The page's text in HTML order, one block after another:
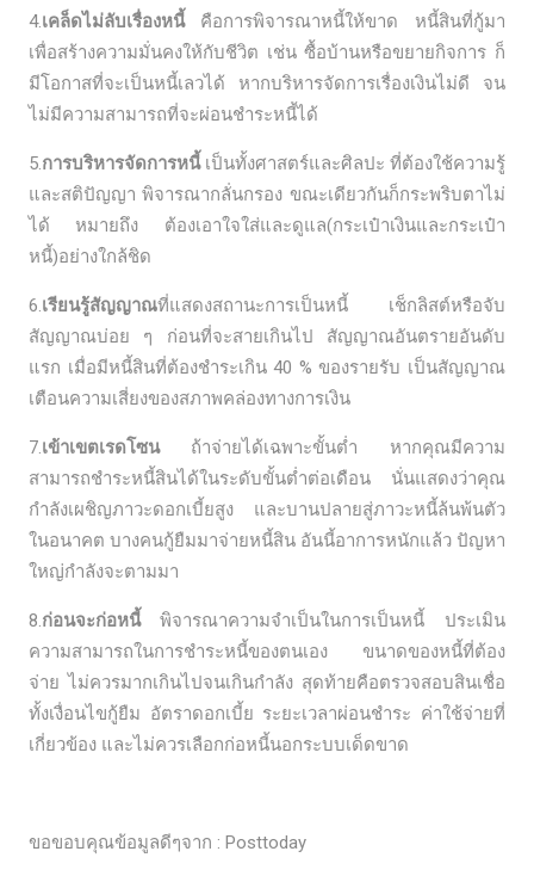
4.เคล็ดไม่ลับเรื่องหนี้คือการพิจารณาหนี้ให้ขาด หนี้สินที่กู้มา
เพื่อสร้างความมั่นคงให้กับชีวิต เช่น ซื้อบ้านหรือขยายกิจการ ก็
มีโอกาสที่จะเป็นหนี้เลวได้ หากบริหารจัดการเรื่องเงินไม่ดี จน
ไม่มีความสามารถที่จะผ่อนชำระหนี้ได้
5.การบริหารจัดการหนี้เป็นทั้งศาสตร์และศิลปะ ที่ต้องใช้ความรู้
และสติปัญญา พิจารณากลั่นกรอง ขณะเดียวกันก็กระพริบตาไม่
ได้ หมายถึง ต้องเอาใจใส่และดูแล(กระเป๋าเงินและกระเป๋า
หนี้)อย่างใกล้ชิด
6.เรียนรู้สัญญาณที่แสดงสถานะการเป็นหนี้ เช็กลิสต์หรือจับ
สัญญาณบ่อย ๆ ก่อนที่จะสายเกินไป สัญญาณอันตรายอันดับ
แรก เมื่อมีหนี้สินที่ต้องชำระเกิน 40 % ของรายรับ เป็นสัญญาณ
เตือนความเสี่ยงของสภาพคล่องทางการเงิน
7.เข้าเขตเรดโซนถ้าจ่ายได้เฉพาะขั้นต่ำ หากคุณมีความ
สามารถชำระหนี้สินได้ในระดับขั้นต่ำต่อเดือน นั่นแสดงว่าคุณ
กำลังเผชิญภาวะดอกเบี้ยสูง และบานปลายสู่ภาวะหนี้ล้นพ้นตัว
ในอนาคต บางคนกู้ยืมมาจ่ายหนี้สิน อันนี้อาการหนักแล้ว ปัญหา
ใหญ่กำลังจะตามมา
8.ก่อนจะก่อหนี้พิจารณาความจำเป็นในการเป็นหนี้ ประเมิน
ความสามารถในการชำระหนี้ของตนเอง ขนาดของหนี้ที่ต้อง
จ่าย ไม่ควรมากเกินไปจนเกินกำลัง สุดท้ายคือตรวจสอบสินเชื่อ
ทั้งเงื่อนไขกู้ยืม อัตราดอกเบี้ย ระยะเวลาผ่อนชำระ ค่าใช้จ่ายที่
เกี่ยวข้อง และไม่ควรเลือกก่อหนี้นอกระบบเด็ดขาด
ขอขอบคุณข้อมูลดีๆจาก : Posttoday